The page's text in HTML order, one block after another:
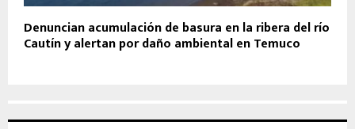
Denuncian acumulación de basura en la ribera del río
Cautín y alertan por daño ambiental en Temuco